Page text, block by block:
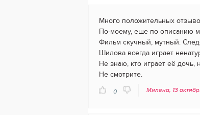
Много положительных
По-моему, еще по описанию
Фильм скучный, мутный.
Шилова всегда играет
Не знаю, кто играет её дочь,
Не смотрите.
0 Милена, 13